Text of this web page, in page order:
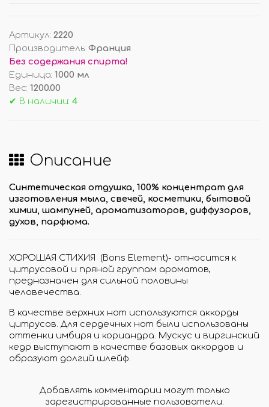
Артикул: 2220
Производитель: Франция
Без содержания спирта!
Единица: 1000 мл
Вес: 1200.00
✔ В наличии: 4
Описание
Синтетическая отдушка, 100% концентрат для
изготовления мыла, свечей, косметики, бытовой
химии, шампуней, ароматизаторов, диффузоров,
духов, парфюма.
ХОРОШАЯ СТИХИЯ (Bons Element)- относится к
цитрусовой и пряной группам ароматов,
предназначен для сильной половины
человечества.
В качестве верхних нот используются аккорды
цитрусов. Для сердечных нот были использованы
оттенки имбиря и кориандра. Мускус и виргинский
кедр выступают в качестве базовых аккордов и
образуют долгий шлейф.
Добавлять комментарии могут только
зарегистрированные пользователи.